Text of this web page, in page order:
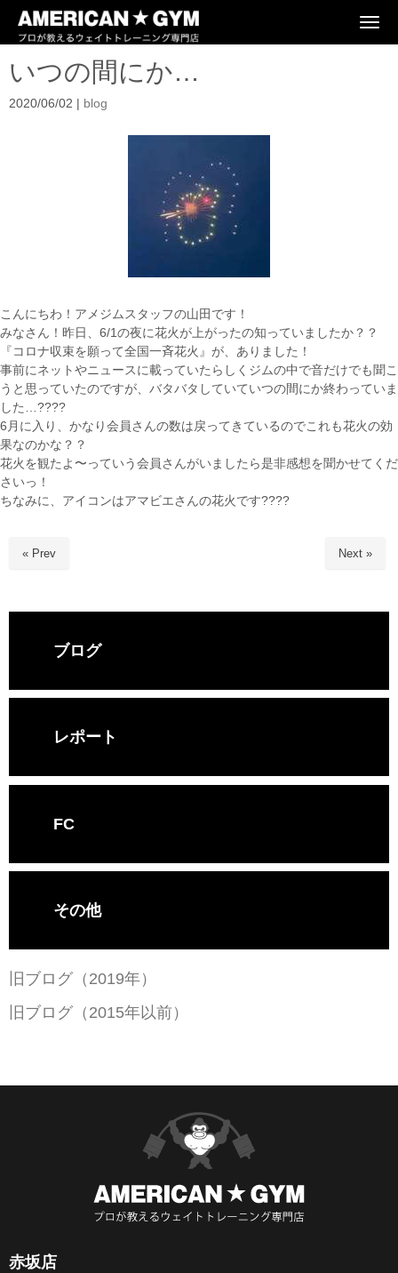
N
いつの間にか…
2020/06/02 | blog
こんにちわ！アメジムスタッフの山田です！
みなさん！昨日、6/1の夜に花火が上がったの知っていましたか？？
『コロナ収束を願って全国一斉花火』が、ありました！
事前にネットやニュースに載っていたらしくジムの中で音だけでも聞こ
うと思っていたのですが、バタバタしていていつの間にか終わっていま
した…????
6月に入り、かなり会員さんの数は戻ってきているのでこれも花火の効
果なのかな？？
花火を観たよ〜っていう会員さんがいましたら是非感想を聞かせてくだ
さいっ！
ちなみに、アイコンはアマビエさんの花火です????
« Prev Next »
ブログ
レポート
FC
その他
旧ブログ（2019年）
旧ブログ（2015年以前）
赤坂店